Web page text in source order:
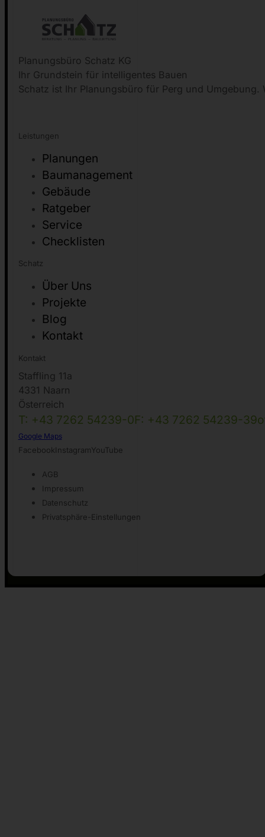
Planungsbüro Schatz KG
Ihr Grundstein für intelligentes Bauen
Schatz ist Ihr Planungsbüro für Perg und
Leistungen
Planungen
Baumanagement
Gebäude
Ratgeber
Service
Checklisten
Schatz
Über Uns
Projekte
Blog
Kontakt
Kontakt
Staffling 11a
4331 Naarn
Österreich
T: +43 7262 54239-0F: +43 7262 54239-39
Google Maps
FacebookInstagramYouTube
AGB
Impressum
Datenschutz
Privatsphäre-Einstellungen